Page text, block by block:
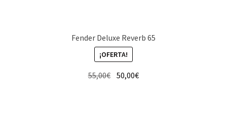
Fender Deluxe Reverb 65
¡OFERTA!
55,00€ El50,00€El